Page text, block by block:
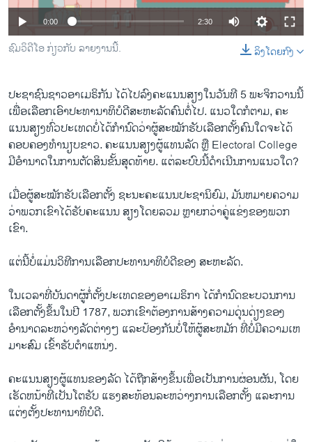
ພາສາອັງກິດ
ວີດີໂອ
ລາຍງານ
ຕິດຕາມພວກເຮົາ ທີ່
ພາສາຕ່າງໆ
0:00 2:30
ລິງໂດຍກົງ
ຊົມ​ວິ​ດີ​ໂອ ກ່ຽວ​ກັບ ລາຍ​ງານນີ້.
ປະຊາຊົນຊາວອາເມຣິກັນ ໄດ້​ໄປ​ລົງຄະແນນສຽງໃນ​ວັນ​ທີ 5 ພະຈິກ​ວານນີ້
​ເພື່ອ​ເລືອກ​ເອົາ​ປະທານາທິບໍດີ​ສະຫະລັດ​ຄົນ​ຕໍ່​ໄປ. ​ແນວ​ໃດ​ກໍຕາມ, ​ຄະ​
ແນນ​ສຽງ​ທົ່ວ​ປະ​ເທດ​ບໍ່​ໄດ້​ກຳນົດ​ວ່າ​ຜູ້​ສະ​ໝັກ​ຮັບ​ເລືອກ​ຕັ້ງ​ຄົນ​ໃດ​ຈະ​ໄດ້
ຄອບຄອງທຳນຽບຂາວ. ​ຄະ​ແນນ​ສຽງ​ຜູ້​ແທນ​ລັດ ຫຼື Electoral College
ມີອຳນາດໃນການຕັດສິນຂັ້ນສຸດທ້າຍ. ແຕ່ລະບົບນີ້ດຳເນີນການແນວໃດ?
ເມື່ອຜູ້ສະໝັກຮັບເລືອກຕັ້ງ ຊະນະຄະແນນປະ​ຊານິຍົມ, ມັນຫມາຍຄວາມ
ວ່າພວກເຂົາໄດ້ຮັບຄະແນນ ສຽງໂດຍລວມ ຫຼາຍກວ່າຄູ່ແຂ່ງຂອງພວກ
ເຂົາ.
ແຕ່ນີ້ບໍ່ແມ່ນວິທີການເລືອກປະທານາທິບໍດີຂອງ ສະຫະລັດ.
ໃນເວລາທີ່ບັນດາຜູ້ກໍ່ຕັ້ງປະເທດຂອງອາເມຣິກາ ໄດ້ກຳນົດຂະບວນການ
ເລືອກຕັ້ງຂຶ້ນໃນປີ 1787, ພວກເຂົາຕ້ອງການສ້າງຄວາມ​ດຸ່ນ​ດ່ຽງຂອງ
ອຳນາດລະຫວ່າງລັດຕ່າງໆ ແລະປ້ອງກັນບໍ່ໃຫ້ຜູ້ສະຫມັກ ທີ່ບໍ່ມີຄວາມເຫ
ມາະສົມ ເຂົ້າຮັບຕໍາແຫນ່ງ.
ຄະ​ແນນ​ສຽງ​ຜູ້​ແທນ​ຂອງ​ລັດ ໄດ້ຖືກສ້າງຂຶ້ນເພື່ອເປັນການຜ່ອນຜັນ, ໂດຍ
ເຮັດຫນ້າທີ່ເປັນໂຕຮັບ ແຮງສະທ້ອນລະຫວ່າງການເລືອກຕັ້ງ ແລະການ
ແຕ່ງຕັ້ງປະທານາທິບໍດີ.